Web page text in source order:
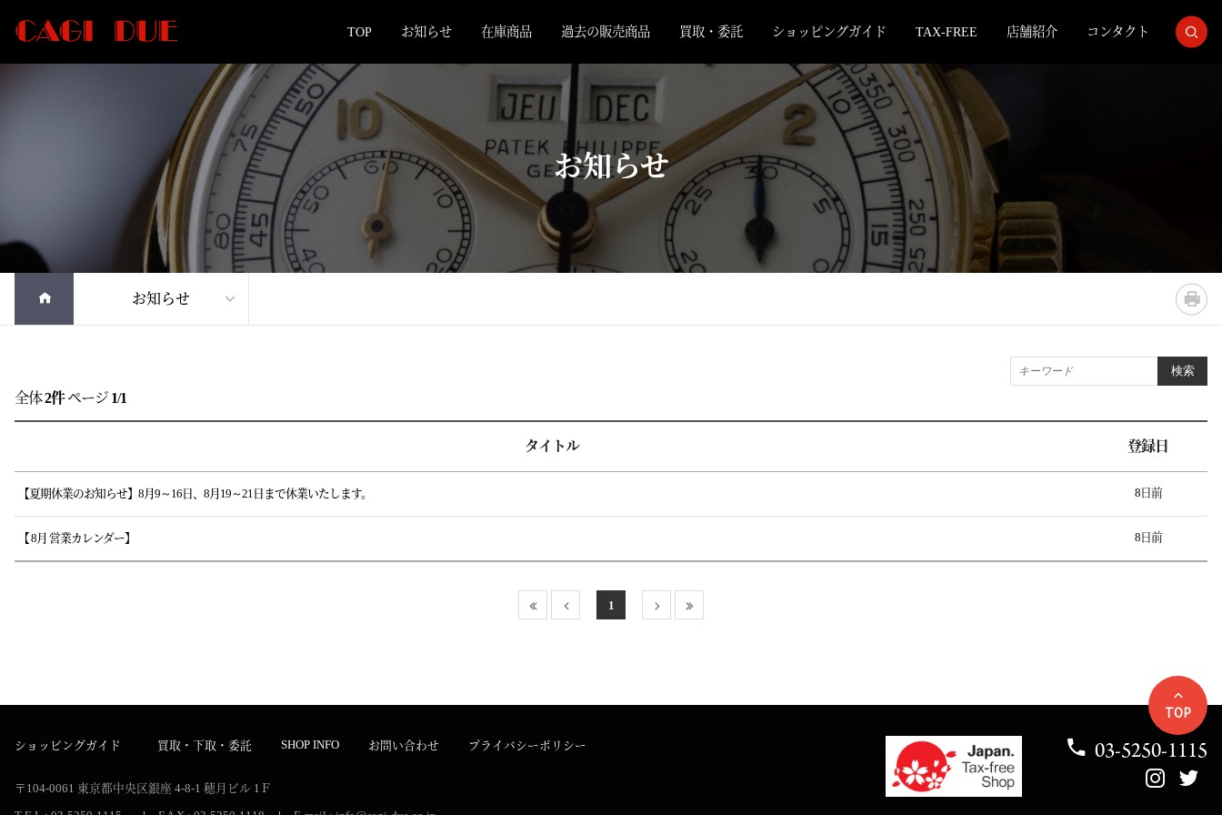
TOP お知らせ 在庫商品 過去の販売商品 買取・委託 ショッピングガイド TAX-FREE 店舗紹介 コンタクト
お知らせ
お知らせ
検索
全体2件 ページ 1/1
タイトル 登録日
【夏期休業のお知らせ】8月9～16日、8月19～21日まで休業いたします。 8日前
【 8月 営業カレンダー】 8日前
1
ショッピングガイド 買取・下取・委託 SHOP INFO お問い合わせ プライバシーポリシー
〒104-0061 東京都中央区銀座 4-8-1 穂月ビル 1Ｆ
03-5250-1115
TOP